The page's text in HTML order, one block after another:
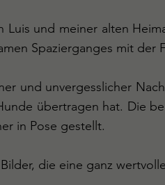
Luis und meiner alten
Spazierganges mit
und unvergesslicher
übertragen hat. Die
in Pose gestellt.
die eine ganz